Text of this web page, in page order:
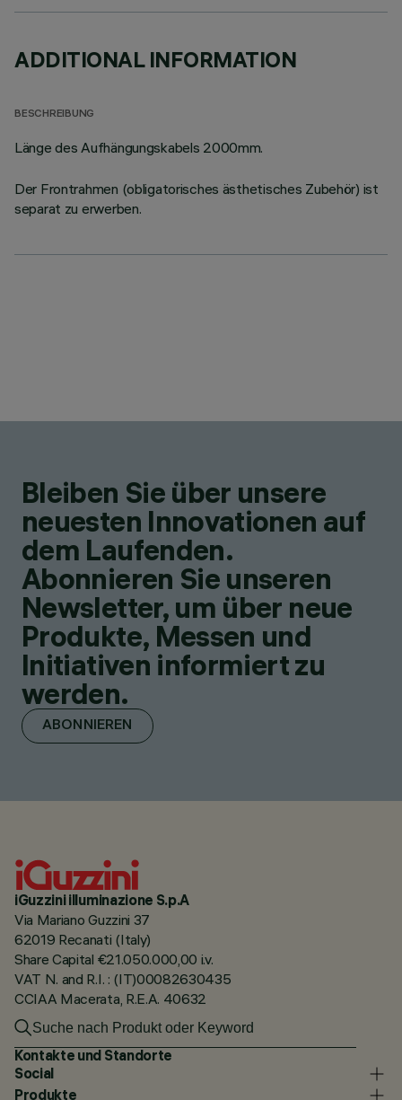
ADDITIONAL INFORMATION
BESCHREIBUNG
Länge des Aufhängungskabels 2000mm.
Der Frontrahmen (obligatorisches ästhetisches Zubehör) ist
separat zu erwerben.
Bleiben Sie über unsere
neuesten Innovationen auf
dem Laufenden.
Abonnieren Sie unseren
Newsletter, um über neue
Produkte, Messen und
Initiativen informiert zu
werden.
ABONNIEREN
iGuzzini illuminazione S.p.A
Via Mariano Guzzini 37
62019 Recanati (Italy)
Share Capital €21.050.000,00 i.v.
VAT N. and R.I. : (IT)00082630435
CCIAA Macerata, R.E.A. 40632
Kontakte und Standorte
Social
Produkte